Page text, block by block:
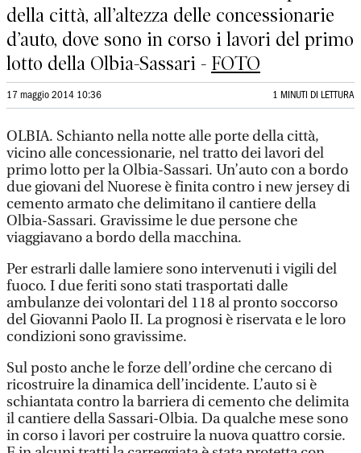
della città, all’altezza delle concessionarie
d’auto, dove sono in corso i lavori del primo
lotto della Olbia-Sassari - FOTO
17 maggio 2014 10:36 1 MINUTI DI LETTURA
OLBIA. Schianto nella notte alle porte della città,
vicino alle concessionarie, nel tratto dei lavori del
primo lotto per la Olbia-Sassari. Un’auto con a bordo
due giovani del Nuorese è finita contro i new jersey di
cemento armato che delimitano il cantiere della
Olbia-Sassari. Gravissime le due persone che
viaggiavano a bordo della macchina.
Per estrarli dalle lamiere sono intervenuti i vigili del
fuoco. I due feriti sono stati trasportati dalle
ambulanze dei volontari del 118 al pronto soccorso
del Giovanni Paolo II. La prognosi è riservata e le loro
condizioni sono gravissime.
Sul posto anche le forze dell’ordine che cercano di
ricostruire la dinamica dell’incidente. L’auto si è
schiantata contro la barriera di cemento che delimita
il cantiere della Sassari-Olbia. Da qualche mese sono
in corso i lavori per costruire la nuova quattro corsie.